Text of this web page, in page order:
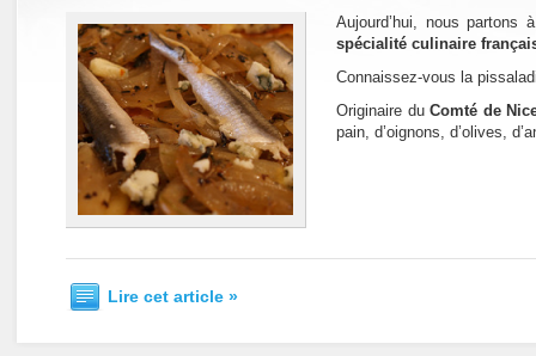
Aujourd’hui, nous partons
spécialité culinaire
Connaissez-vous la
Originaire du Comté de
pain, d’oignons, d’olives,
Lire cet article »